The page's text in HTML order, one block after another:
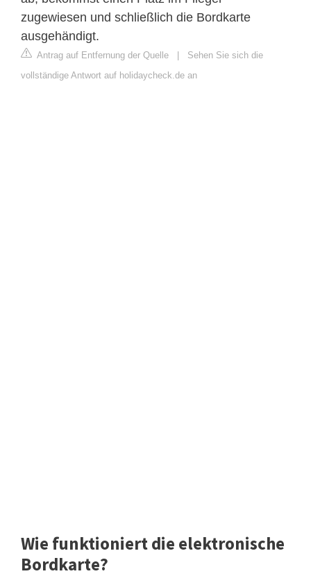
zugewiesen und schließlich die Bordkarte
ausgehändigt.
Antrag auf Entfernung der Quelle | Sehen Sie sich die
vollständige Antwort auf holidaycheck.de an
Wie funktioniert die elektronische
Bordkarte?